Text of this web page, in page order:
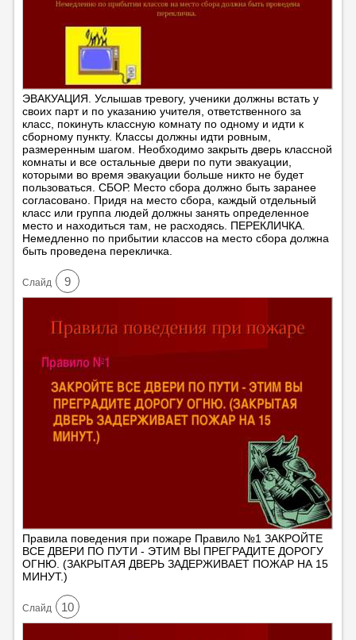
ЭВАКУАЦИЯ. Услышав тревогу, ученики должны встать у
своих парт и по указанию учителя, ответственного за
класс, покинуть классную комнату по одному и идти к
сборному пункту. Классы должны идти ровным,
размеренным шагом. Необходимо закрыть дверь классной
комнаты и все остальные двери по пути эвакуации,
которыми во время эвакуации больше никто не будет
пользоваться. СБОР. Место сбора должно быть заранее
согласовано. Придя на место сбора, каждый отдельный
класс или группа людей должны занять определенное
место и находиться там, не расходясь. ПЕРЕКЛИЧКА.
Немедленно по прибытии классов на место сбора должна
быть проведена перекличка.
Cлайд 9
Правила поведения при пожаре Правило №1 ЗАКРОЙТЕ
ВСЕ ДВЕРИ ПО ПУТИ - ЭТИМ ВЫ ПРЕГРАДИТЕ ДОРОГУ
ОГНЮ. (ЗАКРЫТАЯ ДВЕРЬ ЗАДЕРЖИВАЕТ ПОЖАР НА 15
МИНУТ.)
Cлайд 10